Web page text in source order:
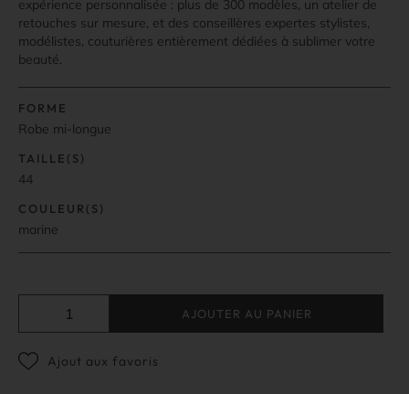
expérience personnalisée : plus de 300 modèles, un atelier de
retouches sur mesure, et des conseillères expertes stylistes,
modélistes, couturières entièrement dédiées à sublimer votre
beauté.
FORME
Robe mi-longue
TAILLE(S)
44
COULEUR(S)
marine
AJOUTER AU PANIER
Ajout aux favoris